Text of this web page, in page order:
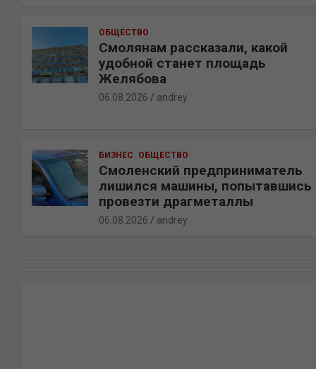
ОБЩЕСТВО
Смолянам рассказали, какой
удобной станет площадь
Желябова
06.08.2026 andrey
БИЗНЕС ОБЩЕСТВО
Смоленский предприниматель
лишился машины, попытавшись
провезти драгметаллы
06.08.2026 andrey